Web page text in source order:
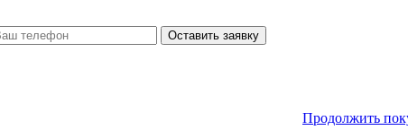
Оставить заявку
Продолжить